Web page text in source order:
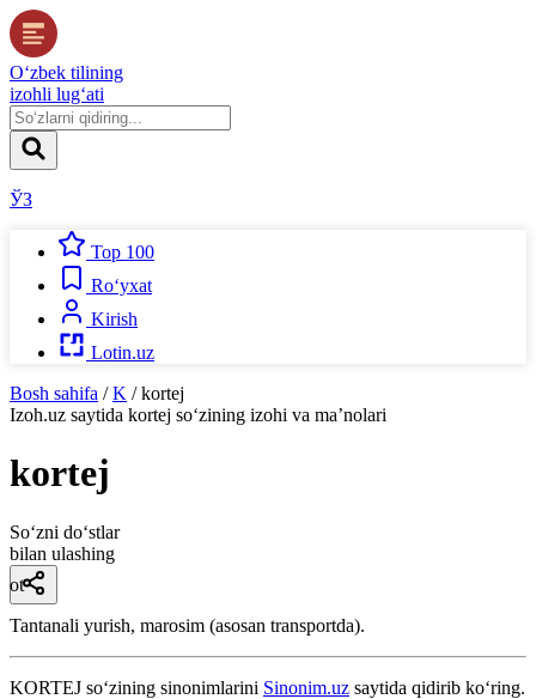
O‘zbek tilining
izohli lug‘ati
ЎЗ
Top 100
Ro‘yxat
Kirish
Lotin.uz
Bosh sahifa / K / kortej
Izoh.uz saytida kortej so‘zining izohi va ma’nolari
kortej
So‘zni do‘stlar
bilan ulashing
ot
Tantanali yurish, marosim (asosan transportda).
KORTEJ so‘zining sinonimlarini Sinonim.uz saytida qidirib ko‘ring.